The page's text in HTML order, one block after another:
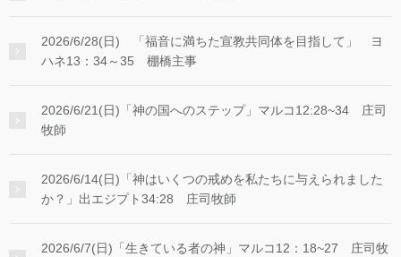
2026/6/28(日) 「福音に満ちた宣教共同体を目指して」 ヨ
ハネ13：34～35 棚橋主事
2026/6/21(日)「神の国へのステップ」マルコ12:28~34 庄司
牧師
2026/6/14(日)「神はいくつの戒めを私たちに与えられました
か？」出エジプト34:28 庄司牧師
2026/6/7(日)「生きている者の神」マルコ12：18~27 庄司牧